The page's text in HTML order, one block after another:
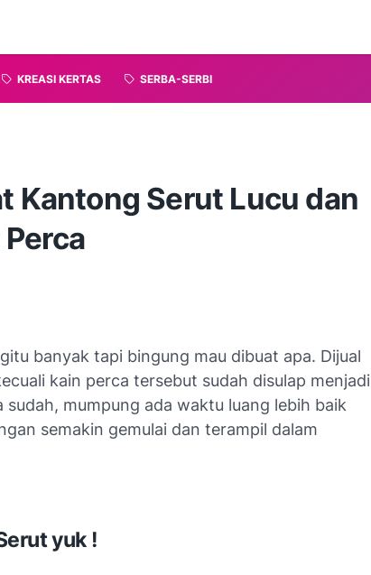
KREASI KERTAS SERBA-SERBI
Kantong Serut Lucu dan
banyak tapi bingung mau dibuat apa. Dijual
kain perca tersebut sudah disulap menjadi
sudah, mumpung ada waktu luang lebih baik
semakin gemulai dan terampil dalam
yuk !